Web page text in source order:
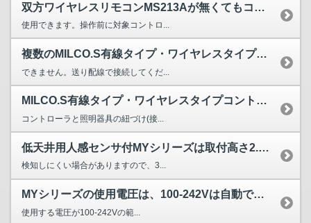
双方ワイヤレスリモコンMS213Aが無くてもコンパクトリモ...
使用できます。操作前に対象コントロ...
複数のMILCO.S有線タイプ・ワイヤレスタイプコントロー...
できません。送り配線で接続してくだ...
MILCO.S有線タイプ・ワイヤレスタイプコントローラ及び...
コントローラと照明器具の紐づけ(接...
低天井用人感センサ付MYシリーズは取付高さ2.5ｍとあるが...
検知しにくい場合がありますので、3...
MYシリーズの使用電圧は、100-242Vは自動で認識しますか?
使用する電圧が100-242Vの範...